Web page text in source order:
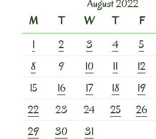
August 2022
M
T W T F
1
2 3 4 5
8
9 10 11 12
15
16 17 18 19
22
23 24 25 26
29
30
31